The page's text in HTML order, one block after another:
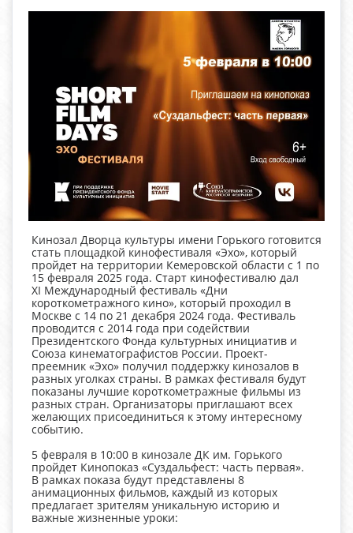
Кинозал Дворца культуры имени Горького готовится
стать площадкой кинофестиваля «Эхо», который
пройдет на территории Кемеровской области с 1 по
15 февраля 2025 года. Старт кинофестивалю дал
ХI Международный фестиваль «Дни
короткометражного кино», который проходил в
Москве с 14 по 21 декабря 2024 года. Фестиваль
проводится с 2014 года при содействии
Президентского Фонда культурных инициатив и
Союза кинематографистов России. Проект-
преемник «Эхо» получил поддержку кинозалов в
разных уголках страны. В рамках фестиваля будут
показаны лучшие короткометражные фильмы из
разных стран. Организаторы приглашают всех
желающих присоединиться к этому интересному
событию.
5 февраля в 10:00 в кинозале ДК им. Горького
пройдет Кинопоказ «Суздальфест: часть первая».
В рамках показа будут представлены 8
анимационных фильмов, каждый из которых
предлагает зрителям уникальную историю и
важные жизненные уроки: